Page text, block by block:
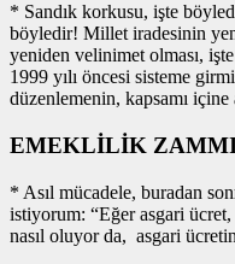
* Sandık korkusu, işte
böyledir! Millet iradesinin
yeniden velinimet olması,
1999 yılı öncesi sisteme
düzenlemenin, kapsamı içine
EMEKLİLİK
* Asıl mücadele, buradan
istiyorum: “Eğer asgari ücret,
nasıl oluyor da, asgari